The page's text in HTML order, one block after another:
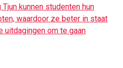
kunnen studenten hun
waardoor ze beter in staat
uitdagingen om te gaan